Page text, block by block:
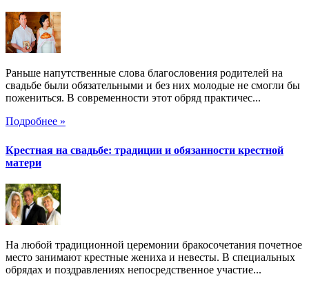
Раньше напутственные слова благословения родителей на
свадьбе были обязательными и без них молодые не смогли бы
пожениться. В современности этот обряд практичес...
Подробнее »
Крестная на свадьбе: традиции и обязанности крестной
матери
На любой традиционной церемонии бракосочетания почетное
место занимают крестные жениха и невесты. В специальных
обрядах и поздравлениях непосредственное участие...